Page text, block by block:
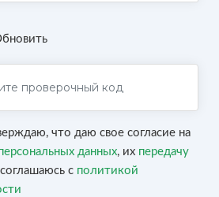
что даю свое согласие на
данных, их передачу
с политикой